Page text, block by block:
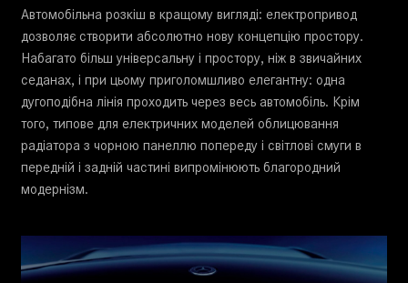
Автомобільна розкіш в кращому вигляді: електропривод
дозволяє створити абсолютно нову концепцію простору.
Набагато більш універсальну і простору, ніж в звичайних
седанах, і при цьому приголомшливо елегантну: одна
дугоподібна лінія проходить через весь автомобіль. Крім
того, типове для електричних моделей облицювання
радіатора з чорною панеллю попереду і світлові смуги в
передній і задній частині випромінюють благородний
модернізм.